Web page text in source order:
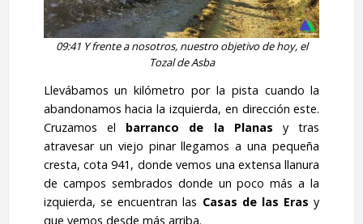
09:41 Y frente a nosotros, nuestro objetivo de hoy, el
Tozal de Asba
Llevábamos un kilómetro por la pista cuando la
abandonamos hacia la izquierda, en dirección este.
Cruzamos el barranco de la Planas y tras
atravesar un viejo pinar llegamos a una pequeña
cresta, cota 941, donde vemos una extensa llanura
de campos sembrados donde un poco más a la
izquierda, se encuentran las Casas de las Eras y
que vemos desde más arriba.